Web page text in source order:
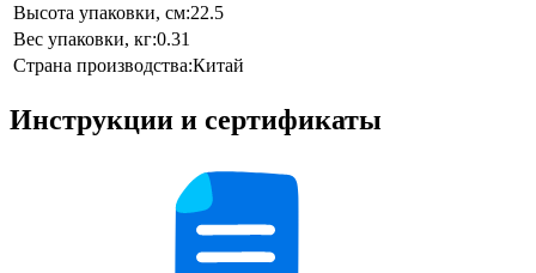
Высота упаковки, см:22.5
Вес упаковки, кг:0.31
Страна производства:Китай
Инструкции и сертификаты